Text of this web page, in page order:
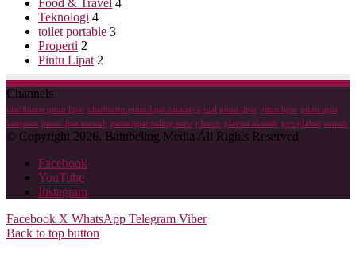
Food & Travel 4
Teknologi 4
toilet portable 3
Properti 2
Pintu Lipat 2
Channels
distributor pintu lipat distributor pintu lipat surabaya jual pintu lipat pintu lipat pintu lipat
kenjeran pintu lipat mewah pintu lipat paling waw plavon plavon akustik pvc plafon rumah
© Copyright 2026, Batubeling Media All Rights Reserved
Facebook
YouTube
Instagram
Facebook X WhatsApp Telegram Viber
Back to top button